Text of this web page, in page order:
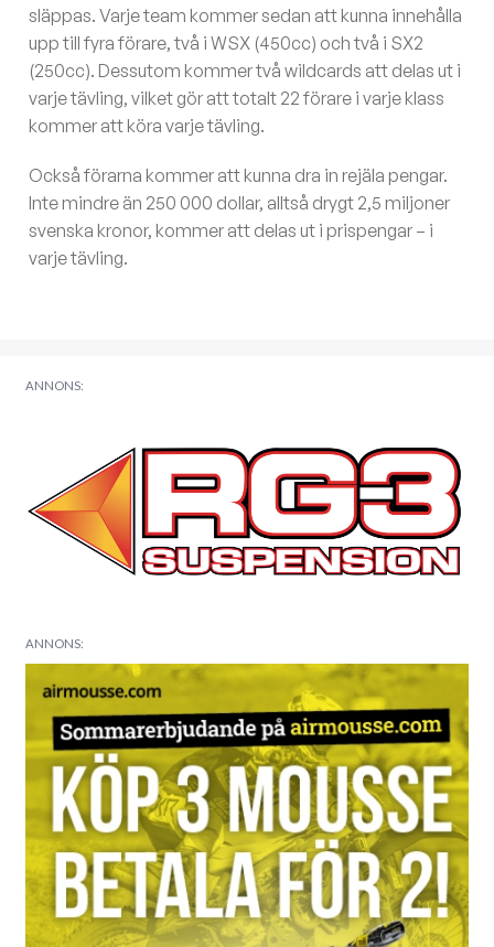
släppas. Varje team kommer sedan att kunna innehålla
upp till fyra förare, två i WSX (450cc) och två i SX2
(250cc). Dessutom kommer två wildcards att delas ut i
varje tävling, vilket gör att totalt 22 förare i varje klass
kommer att köra varje tävling.
Också förarna kommer att kunna dra in rejäla pengar.
Inte mindre än 250 000 dollar, alltså drygt 2,5 miljoner
svenska kronor, kommer att delas ut i prispengar – i
varje tävling.
ANNONS:
ANNONS: